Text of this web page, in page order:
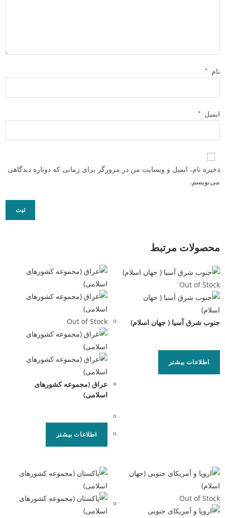
نام *
ایمیل *
ذخیره نام، ایمیل و وبسایت من در مرورگر برای زمانی که دوباره دیدگاهی
می‌نویسم.
محصولات مرتبط
Out of Stock
جنوب شرق آسیا ( جهان اسلام)
اطلاعات بیشتر
Out of Stock
عراق (مجموعه کشورهای
اسلامی)
اطلاعات بیشتر
Out of Stock